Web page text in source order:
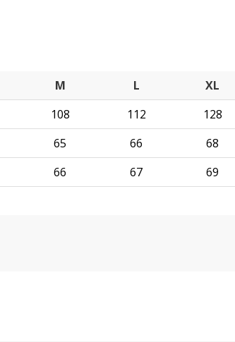
M L XL
108 112 128
65 66 68
66 67 69